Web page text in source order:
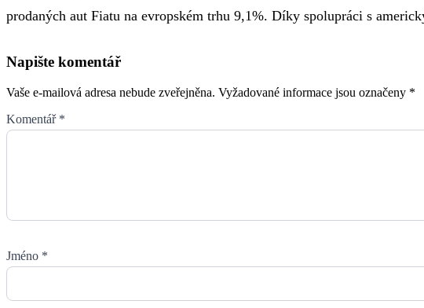
prodaných aut Fiatu na evropském trhu 9,1%. Díky spolupráci s
Napište komentář
Vaše e-mailová adresa nebude zveřejněna. Vyžadované informace jsou označeny *
Komentář *
Jméno *